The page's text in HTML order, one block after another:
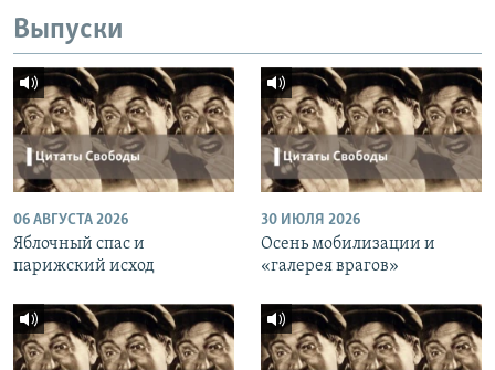
Выпуски
06 АВГУСТА 2026
Яблочный спас и
парижский исход
30 ИЮЛЯ 2026
Осень мобилизации и
«галерея врагов»